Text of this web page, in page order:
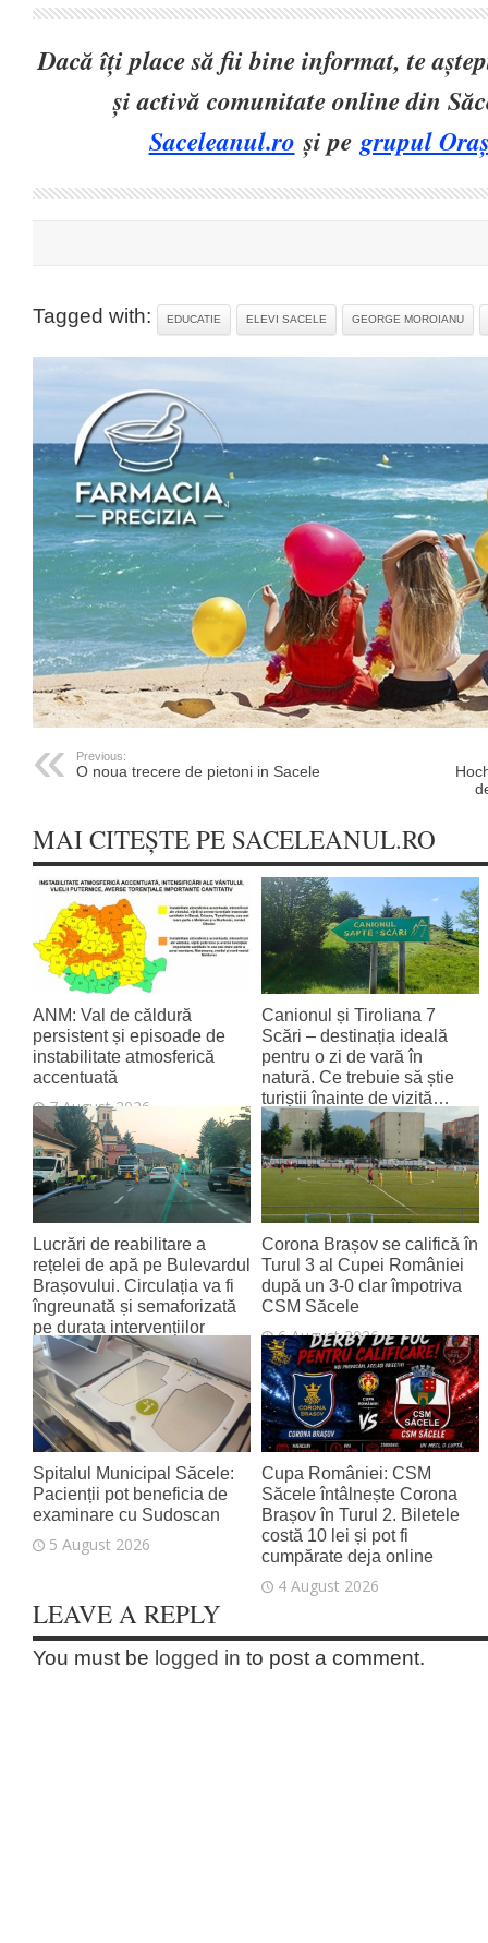
Dacă îți place să fii bine informat, te
și activă comunitate online din
Saceleanul.ro și pegrupul
Tagged with: EDUCATIE ELEVI SACELE GEORGE MOROIANU
Previous:
O noua trecere de pietoni in Sacele
MAI CITEȘTE PE SACELEANUL.RO
ANM: Val de căldură
persistent și episoade de
instabilitate atmosferică
accentuată
7 August 2026
Canionul și Tiroliana 7
Scări – destinația ideală
pentru o zi de vară în
natură. Ce trebuie să știe
turiștii înainte de vizită…
7 August 2026
Lucrări de reabilitare a
rețelei de apă pe Bulevardul
Brașovului. Circulația va fi
îngreunată și semaforizată
pe durata intervențiilor
6 August 2026
Corona Brașov se califică în
Turul 3 al Cupei României
după un 3-0 clar împotriva
CSM Săcele
6 August 2026
Spitalul Municipal Săcele:
Pacienții pot beneficia de
examinare cu Sudoscan
5 August 2026
Cupa României: CSM
Săcele întâlnește Corona
Brașov în Turul 2. Biletele
costă 10 lei și pot fi
cumpărate deja online
4 August 2026
LEAVE A REPLY
You must be logged in to post a comment.